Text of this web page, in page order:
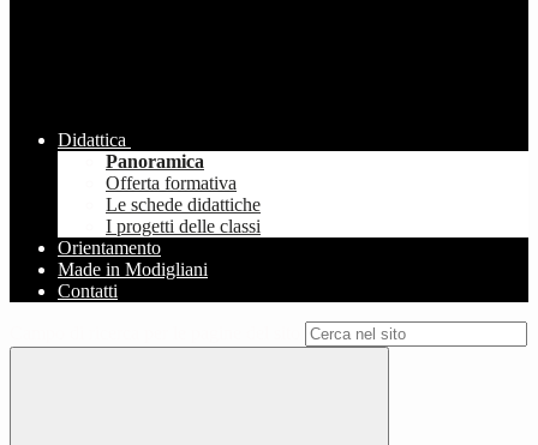
Didattica
Panoramica
Offerta formativa
Le schede didattiche
I progetti delle classi
Orientamento
Made in Modigliani
Contatti